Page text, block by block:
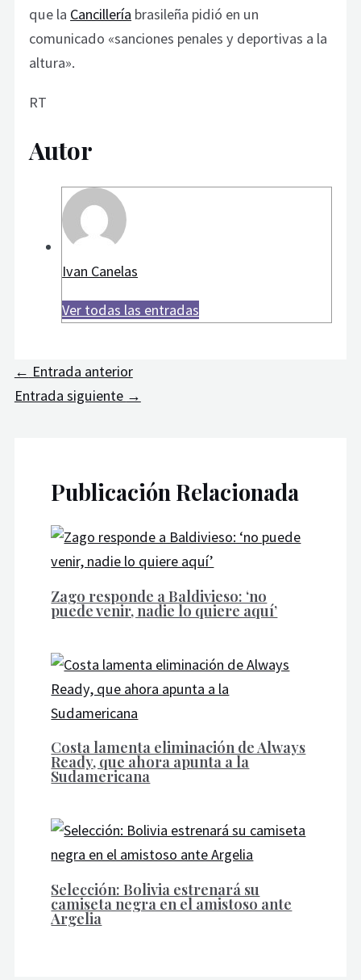
que la Cancillería brasileña pidió en un
comunicado «sanciones penales y deportivas a la
altura».
RT
Autor
Ivan Canelas
Ver todas las entradas
← Entrada anterior
Entrada siguiente →
Publicación Relacionada
Zago responde a Baldivieso: ‘no
puede venir, nadie lo quiere aquí’
Costa lamenta eliminación de Always
Ready, que ahora apunta a la
Sudamericana
Selección: Bolivia estrenará su
camiseta negra en el amistoso ante
Argelia